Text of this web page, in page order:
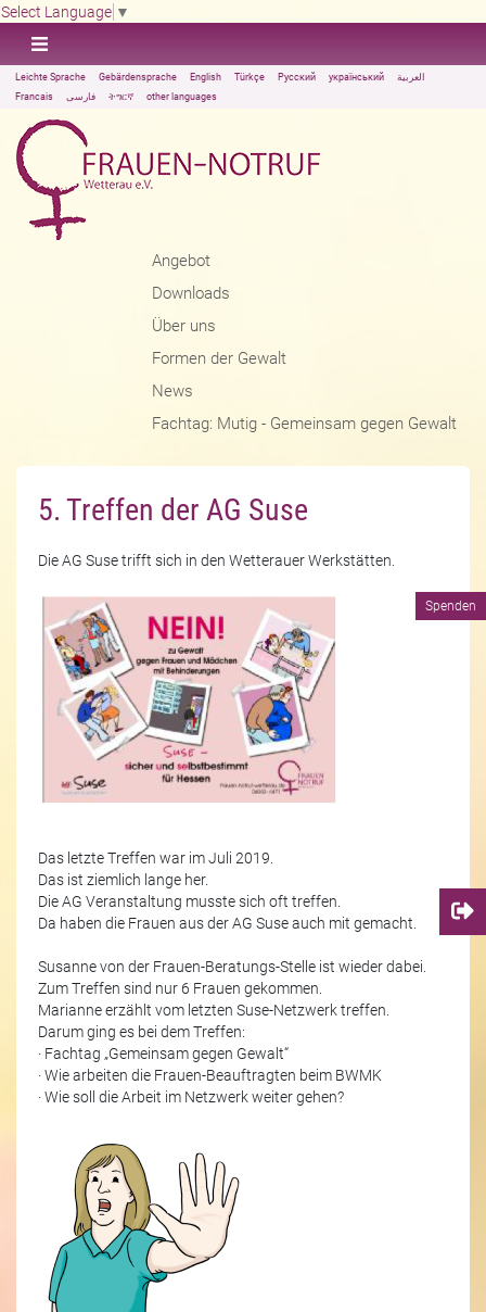
Select Language ▼
Leichte Sprache Gebärdensprache English Türkçe Русский український
العربية
Francais
فارسی ትግርኛ other languages
Angebot
Downloads
Über uns
Formen der Gewalt
News
Fachtag: Mutig - Gemeinsam gegen Gewalt
5. Treffen der AG Suse
Die AG Suse trifft sich in den Wetterauer Werkstätten.
Das letzte Treffen war im Juli 2019.
Das ist ziemlich lange her.
Die AG Veranstaltung musste sich oft treffen.
Da haben die Frauen aus der AG Suse auch mit gemacht.
Susanne von der Frauen-Beratungs-Stelle ist wieder dabei.
Zum Treffen sind nur 6 Frauen gekommen.
Marianne erzählt vom letzten Suse-Netzwerk treffen.
Darum ging es bei dem Treffen:
· Fachtag „Gemeinsam gegen Gewalt“
· Wie arbeiten die Frauen-Beauftragten beim BWMK
· Wie soll die Arbeit im Netzwerk weiter gehen?
Spenden